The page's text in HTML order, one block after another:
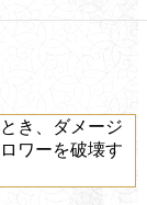
き、ダメージ
ワーを破壊す